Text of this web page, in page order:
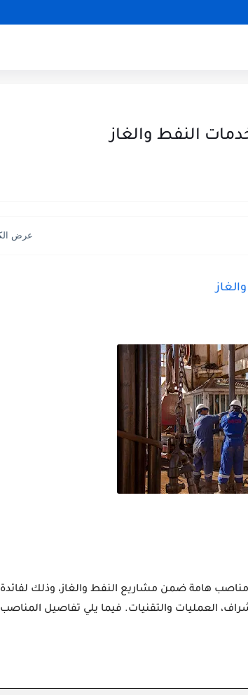
هامة ضمن مشاريع النفط والغاز، وذلك لفائدة
العمليات والتقنيات. فيما يلي تفاصيل المناصب